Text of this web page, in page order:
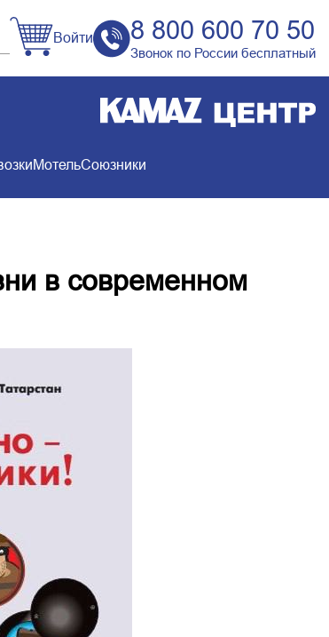
Войти 8 800 600 70 50
Звонок по России бесплатный
МотельСоюзники
в современном